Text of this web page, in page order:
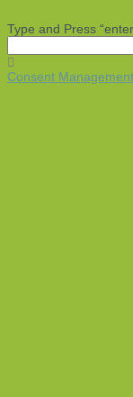
Type and Press
Consent